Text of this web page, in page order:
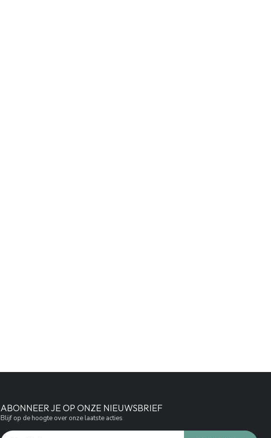
ABONNEER JE OP ONZE NIEUWSBRIEF
Blijf op de hoogte over onze laatste acties